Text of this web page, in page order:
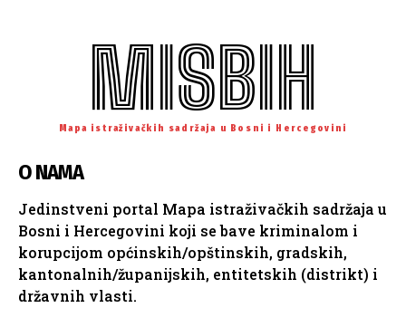
MISBIH
Mapa istraživačkih sadržaja u Bosni i Hercegovini
O NAMA
Jedinstveni portal Mapa istraživačkih sadržaja u
Bosni i Hercegovini koji se bave kriminalom i
korupcijom općinskih/opštinskih, gradskih,
kantonalnih/županijskih, entitetskih (distrikt) i
državnih vlasti.